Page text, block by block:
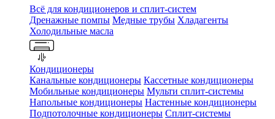
Всё для кондиционеров и сплит-систем
Дренажные помпы Медные трубы Хладагенты
Холодильные масла
Кондиционеры
Канальные кондиционеры Кассетные кондиционеры
Мобильные кондиционеры Мульти сплит-системы
Напольные кондиционеры Настенные кондиционеры
Подпотолочные кондиционеры Сплит-системы